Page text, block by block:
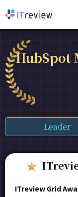
HubSpot
Leader
ITreview Grid